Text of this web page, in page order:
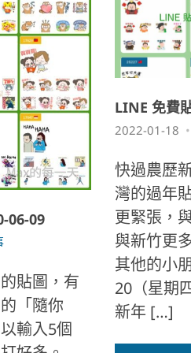
06-09
貼圖，有
「隨你
輸入5個
LINE 免費
2022-01-18
快過農歷
灣的過年
更緊張，
與新竹更
其他的小
20（星期
新年 […]